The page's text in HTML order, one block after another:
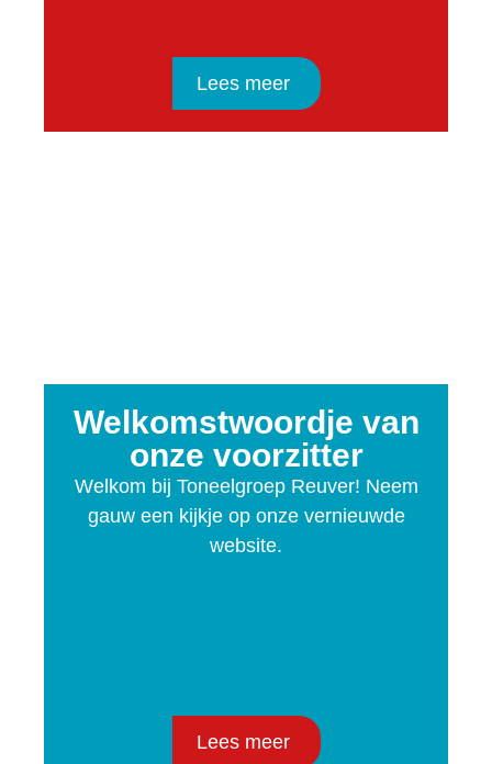
Lees meer
Welkomstwoordje van
onze voorzitter
Welkom bij Toneelgroep Reuver! Neem
gauw een kijkje op onze vernieuwde
website.
Lees meer